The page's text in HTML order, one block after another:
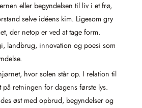
eller begyndelsen til liv i et frø,
selve idéens kim. Ligesom gry
der netop er ved at tage form.
landbrug, innovation og poesi som
hvor solen står op. I relation til
retningen for dagens første lys.
øst med opbrud, begyndelser og